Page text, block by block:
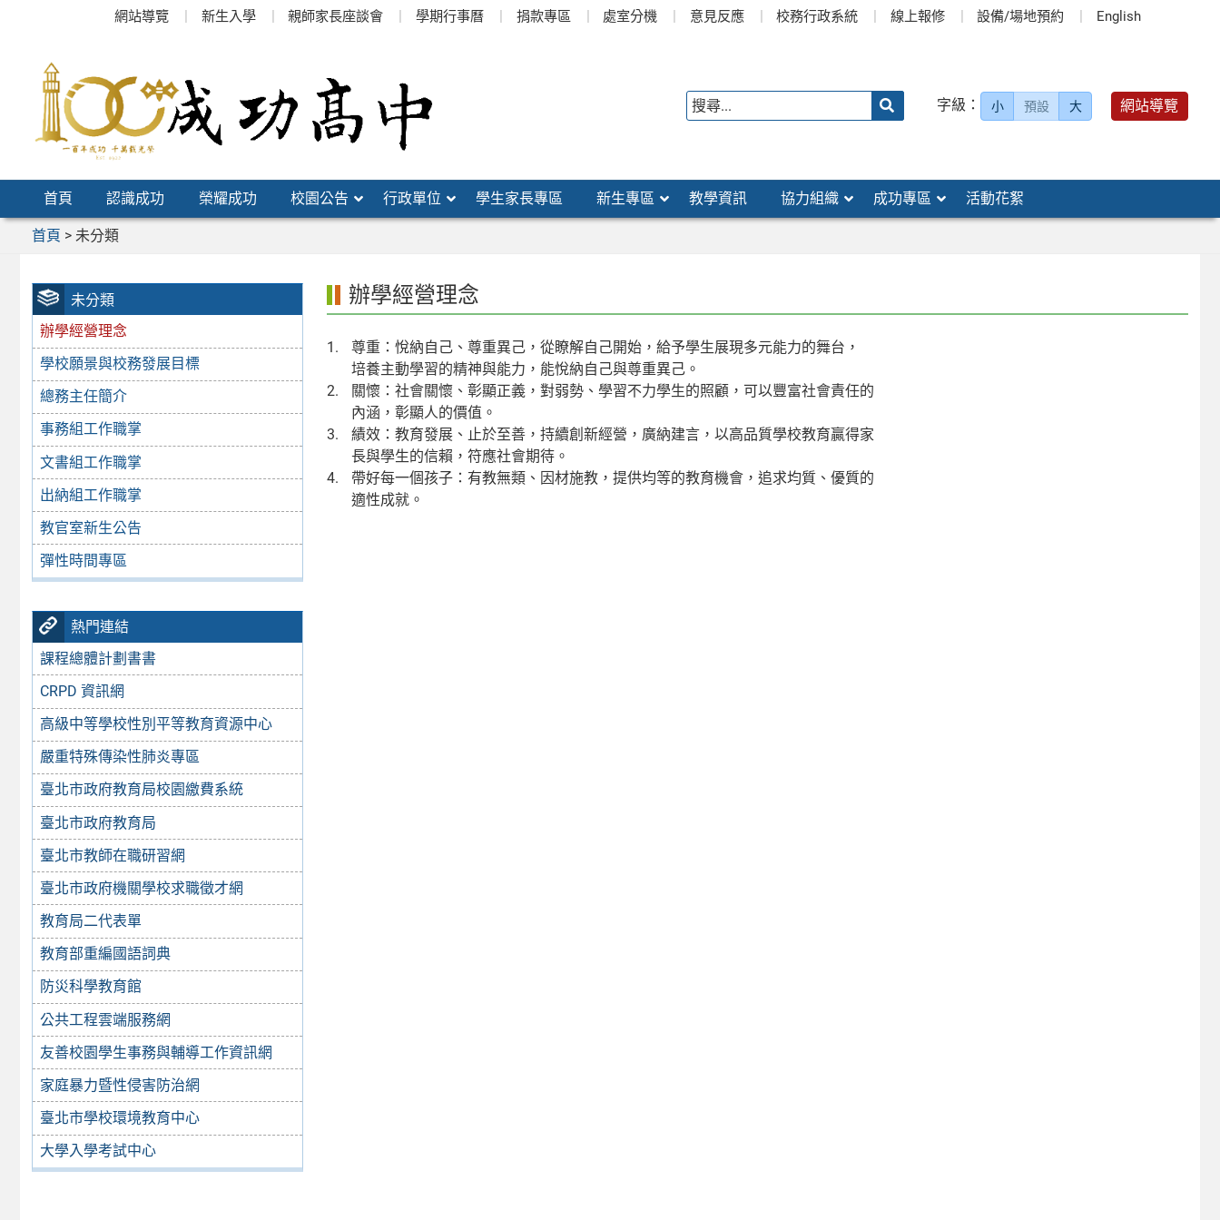
網站導覽 新生入學 親師家長座談會 學期行事曆 捐款專區 處室分機 意見反應 校務行政系統 線上報修 設備/場地預約 English
字級： 小 預設 大 網站導覽
首頁 認識成功 榮耀成功 校園公告 行政單位 學生家長專區 新生專區 教學資訊 協力組織 成功專區 活動花絮
首頁 > 未分類
未分類
辦學經營理念
學校願景與校務發展目標
總務主任簡介
事務組工作職掌
文書組工作職掌
出納組工作職掌
教官室新生公告
彈性時間專區
熱門連結
課程總體計劃書書
CRPD 資訊網
高級中等學校性別平等教育資源中心
嚴重特殊傳染性肺炎專區
臺北市政府教育局校園繳費系統
臺北市政府教育局
臺北市教師在職研習網
臺北市政府機關學校求職徵才網
教育局二代表單
教育部重編國語詞典
防災科學教育館
公共工程雲端服務網
友善校園學生事務與輔導工作資訊網
家庭暴力暨性侵害防治網
臺北市學校環境教育中心
大學入學考試中心
辦學經營理念
尊重：悅納自己、尊重異己，從瞭解自己開始，給予學生展現多元能力的舞台，
培養主動學習的精神與能力，能悅納自己與尊重異己。
關懷：社會關懷、彰顯正義，對弱勢、學習不力學生的照顧，可以豐富社會責任的
內涵，彰顯人的價值。
績效：教育發展、止於至善，持續創新經營，廣納建言，以高品質學校教育贏得家
長與學生的信賴，符應社會期待。
帶好每一個孩子：有教無類、因材施教，提供均等的教育機會，追求均質、優質的
適性成就。